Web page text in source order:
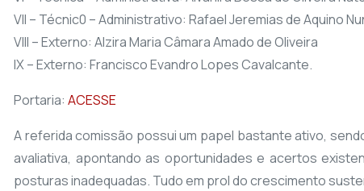
VII – Técnic0 – Administrativo: Rafael Jeremias de Aquino
VIII – Externo: Alzira Maria Câmara Amado de Oliveira
IX – Externo: Francisco Evandro Lopes Cavalcante.
Portaria: ACESSE
A referida comissão possui um papel bastante ativo,
avaliativa, apontando as oportunidades e acertos
posturas inadequadas. Tudo em prol do crescimento